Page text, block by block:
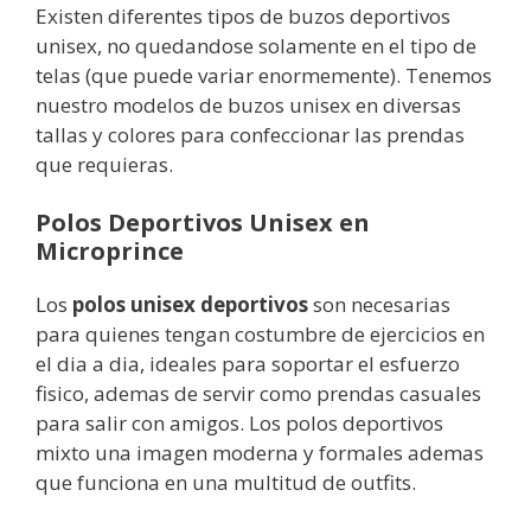
Existen diferentes tipos de buzos deportivos
unisex, no quedandose solamente en el tipo de
telas (que puede variar enormemente). Tenemos
nuestro modelos de buzos unisex en diversas
tallas y colores para confeccionar las prendas
que requieras.
Polos Deportivos Unisex en
Microprince
Los polos unisex deportivosson necesarias
para quienes tengan costumbre de ejercicios en
el dia a dia, ideales para soportar el esfuerzo
fisico, ademas de servir como prendas casuales
para salir con amigos. Los polos deportivos
mixto una imagen moderna y formales ademas
que funciona en una multitud de outfits.